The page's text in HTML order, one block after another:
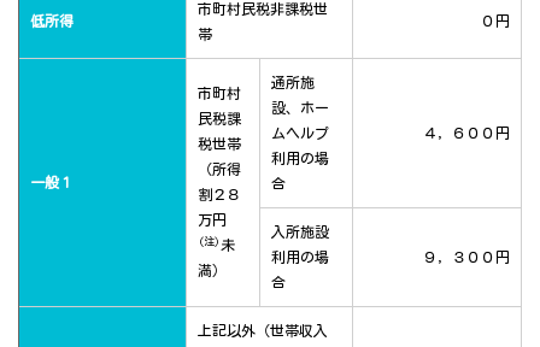
低所得
市町村民税非課税世
帯
０円
一般１
市町村
民税課
税世帯
（所得
割２８
万円
(注) 未
満）
通所施
設、ホー
ムヘルプ
利用の場
合
４，６００円
入所施設
利用の場
合
９，３００円
上記以外（世帯収入